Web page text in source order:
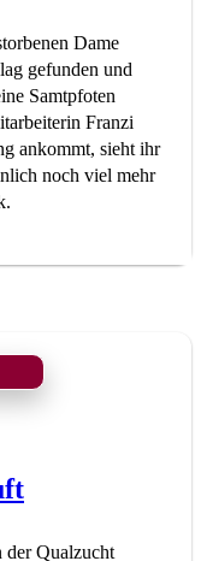
Dame
gefunden und
Samtpfoten
Franzi
ankommt, sieht ihr
noch viel mehr
der Qualzucht